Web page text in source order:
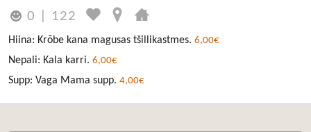
0 122
Hiina: Krõbe kana magusas tšillikastmes. 6,00€
Nepali: Kala karri. 6,00€
Supp: Vaga Mama supp. 4,00€